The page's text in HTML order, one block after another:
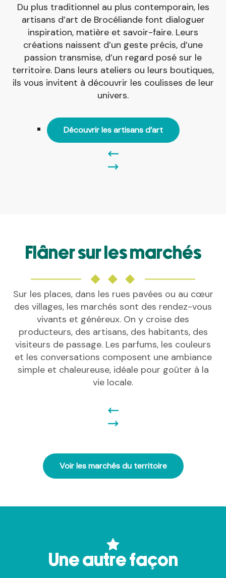
Du plus traditionnel au plus contemporain, les
artisans d’art de Brocéliande font dialoguer
inspiration, matière et savoir-faire. Leurs
créations naissent d’un geste précis, d’une
passion transmise, d’un regard posé sur le
territoire. Dans leurs ateliers ou leurs boutiques,
ils vous invitent à découvrir les coulisses de leur
univers.
Découvrir les artisans d’art
Flâner sur les marchés
Sur les places, dans les rues pavées ou au cœur
des villages, les marchés sont des rendez-vous
vivants et généreux. On y croise des
producteurs, des artisans, des habitants, des
visiteurs de passage. Les parfums, les couleurs
et les conversations composent une ambiance
simple et chaleureuse, idéale pour goûter à la
vie locale.
Voir les marchés du territoire
Une autre façon